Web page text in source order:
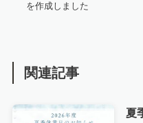
を作成しました
関連記事
夏